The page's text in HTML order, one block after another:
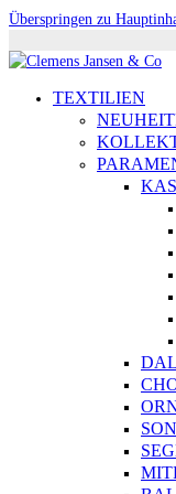
Überspringen zu
TEXTILIEN